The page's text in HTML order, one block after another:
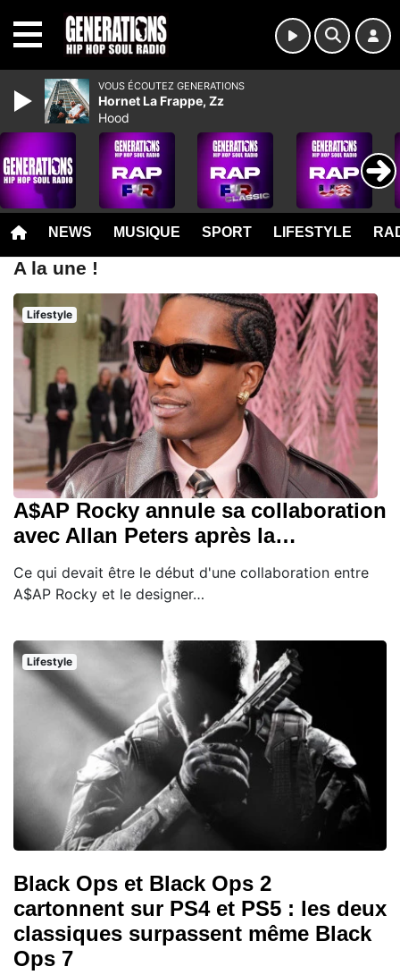
NEWS MUSIQUE SPORT LIFESTYLE
A la une !
Lifestyle
A$AP Rocky annule sa collaboration
avec Allan Peters après la…
Ce qui devait être le début d'une collaboration entre
A$AP Rocky et le designer…
Lifestyle
Black Ops et Black Ops 2
cartonnent sur PS4 et PS5 : les deux
classiques surpassent même Black
Ops 7
VOUS ÉCOUTEZ GENERATIONS
Hornet La Frappe, Zz
Hood